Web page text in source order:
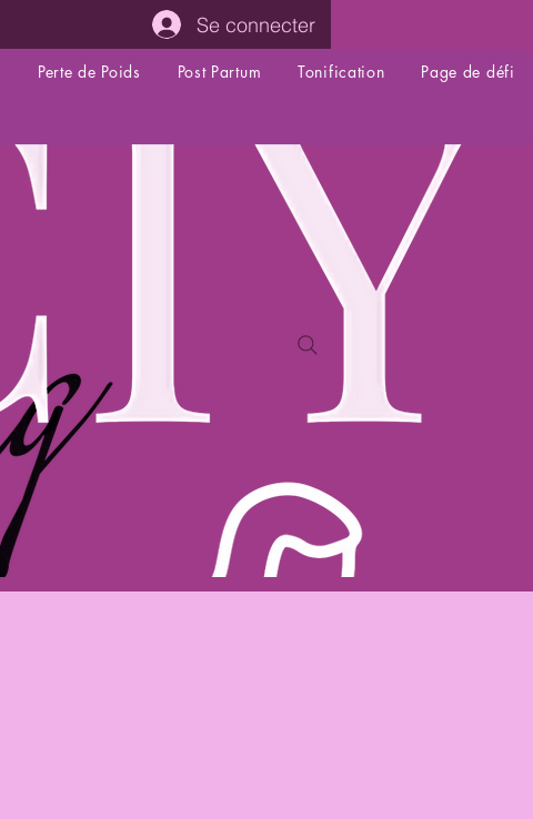
Se connecter
Perte de Poids Post Partum Tonification Page de défi